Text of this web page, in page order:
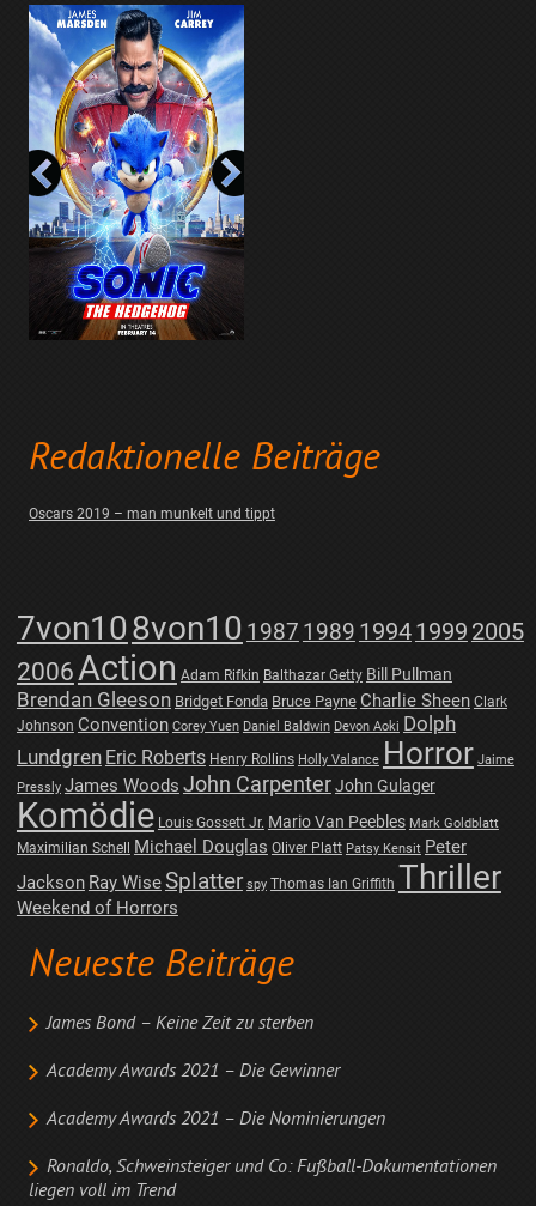
Redaktionelle Beiträge
Oscars 2019 – man munkelt und tippt
7von108von10 1987 1989 19941999 2005
2006Action Adam Rifkin Balthazar Getty Bill Pullman
Brendan Gleeson Bridget Fonda Bruce Payne Charlie Sheen Clark
Johnson Convention Corey Yuen Daniel Baldwin Devon Aoki Dolph
Lundgren Eric Roberts Henry Rollins Holly Valance Horror Jaime
Pressly James Woods John CarpenterJohn Gulager
Komödie Louis Gossett Jr. Mario Van Peebles Mark Goldblatt
Maximilian Schell Michael Douglas Oliver Platt Patsy Kensit Peter
Jackson Ray WiseSplatter spy Thomas Ian Griffith Thriller
Weekend of Horrors
Neueste Beiträge
James Bond – Keine Zeit zu sterben
Academy Awards 2021 – Die Gewinner
Academy Awards 2021 – Die Nominierungen
Ronaldo, Schweinsteiger und Co: Fußball-Dokumentationen
liegen voll im Trend